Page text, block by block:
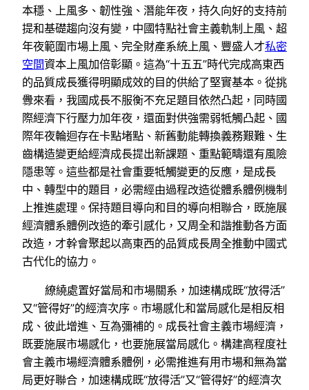
本穩、上風多、韌性強、潛能年夜，持久向好的支持前
提和基礎趨向沒有變，中國特點社會主義軌制上風、超
年夜範圍市場上風、完全財產系統上風、豐盛人才私密
空間資本上風加倍彰顯。這為“十五五”時代完成高東西
的品質成長獲得明顯成效的目的供給了堅實基本。從挑
釁來看，我國成長不服衡不充足題目依然凸起，同時國
際經濟下行壓力加年夜，還面對供強需弱牴觸凸起、國
際年夜輪迴存在卡點堵點、新舊動能轉換義務艱難、生
齒構造變更給經濟成長提出新課題、重點範疇還有風險
隱患等。這些都是社會重要牴觸變更的反應，是成長
中、轉型中的題目，必需經由過程改造從體系體例機制
上推進處理。保持題目導向和目的導向相聯合，既施展
經濟體系體例改造的牽引感化，又周全和諧推動各方面
改造，才幹會聚起以高東西的品質成長周全推動中國式
古代化的協力。
繚繞處置好當局和市場關系，加速構成既“放得活”
又“管得好”的經濟次序。市場感化和當局感化是相反相
成、彼此增進、互為彌補的。成長社會主義市場經濟，
既要施展市場感化，也要施展當局感化。構建高程度社
會主義市場經濟體系體例，必需推進有用市場和無為當
局更好聯合，加速構成既“放得活”又“管得好”的經濟次